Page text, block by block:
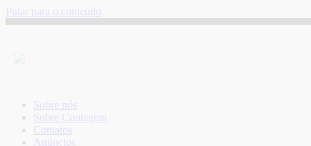
Pular para o conteúdo
Sobre nós
Sobre Contagem
Contatos
Anúncios